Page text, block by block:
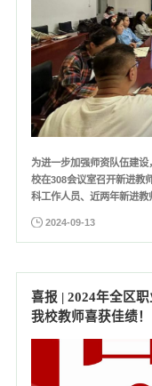
为进一步加强师资队伍建
校在308会议室召开新进教
科工作人员、近两年新进
中职学生特点以及上课流程
2024-09-13
喜报 | 2024年全区
我校教师喜获佳绩！